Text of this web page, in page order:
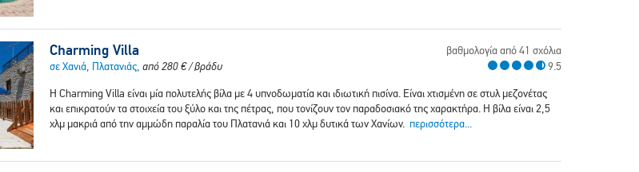
Charming Villa
σε Χανιά, Πλατανιάς, από280€/ βράδυ
βαθμολογία από 41 σχόλια
9.5
H Charming Villa είναι μία πολυτελής βίλα με 4 υπνοδωματία και ιδιωτική πισίνα. Είναι χτισμένη σε στυλ μεζονέτας
και επικρατούν τα στοιχεία του ξύλο και της πέτρας, που τονίζουν τον παραδοσιακό της χαρακτήρα. Η βίλα είναι 2,5
χλμ μακριά από την αμμώδη παραλία του Πλατανιά και 10 χλμ δυτικά των Χανίων. περισσότερα...